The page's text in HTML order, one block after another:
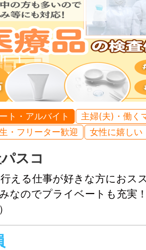
ト・アルバイト
主婦(夫)・働く
・フリーター歓迎
女性に嬉しい
スコ
える仕事が好きな方におス
なのでプライベートも充実